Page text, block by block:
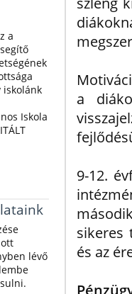
a
iskolánk
Iskola
lévő
a
9-12.
sikeres
és az